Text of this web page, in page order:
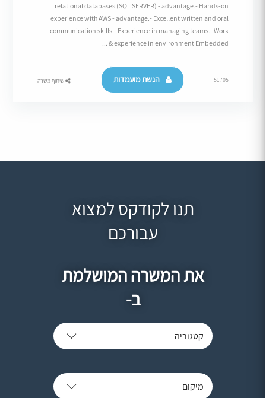
relational databases (SQL SERVER) - advantage.- Hands-on
experience with AWS - advantage.- Excellent written and oral
communication skills.- Experience in managing teams.- Work
experience in environment Embedded & ...
51705 הגשת מועמדות שיתוף משרה
תנו לקודקס למצוא
עבורכם
את המשרה המושלמת
ב-
קטגוריה
מיקום